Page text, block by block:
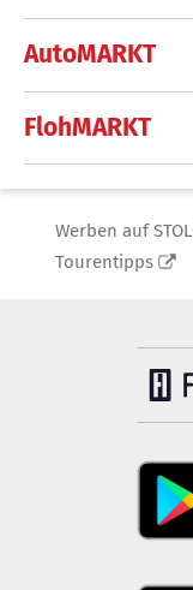
AutoMARKT
FlohMARKT
Werben auf STOL
Tourentipps